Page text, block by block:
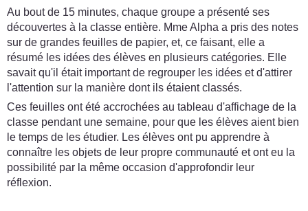
Au bout de 15 minutes, chaque groupe a présenté ses
découvertes à la classe entière. Mme Alpha a pris des notes
sur de grandes feuilles de papier, et, ce faisant, elle a
résumé les idées des élèves en plusieurs catégories. Elle
savait qu'il était important de regrouper les idées et d'attirer
l'attention sur la manière dont ils étaient classés.
Ces feuilles ont été accrochées au tableau d'affichage de la
classe pendant une semaine, pour que les élèves aient bien
le temps de les étudier. Les élèves ont pu apprendre à
connaître les objets de leur propre communauté et ont eu la
possibilité par la même occasion d'approfondir leur
réflexion.